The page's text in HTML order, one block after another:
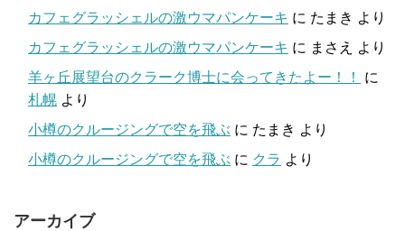
カフェグラッシェルの激ウマパンケーキ に たまき より
カフェグラッシェルの激ウマパンケーキ に まさえ
より
羊ヶ丘展望台のクラーク博士に会ってきたよー！！
に
札幌 より
小樽のクルージングで空を飛ぶ に たまき より
小樽のクルージングで空を飛ぶ に クラ より
アーカイブ